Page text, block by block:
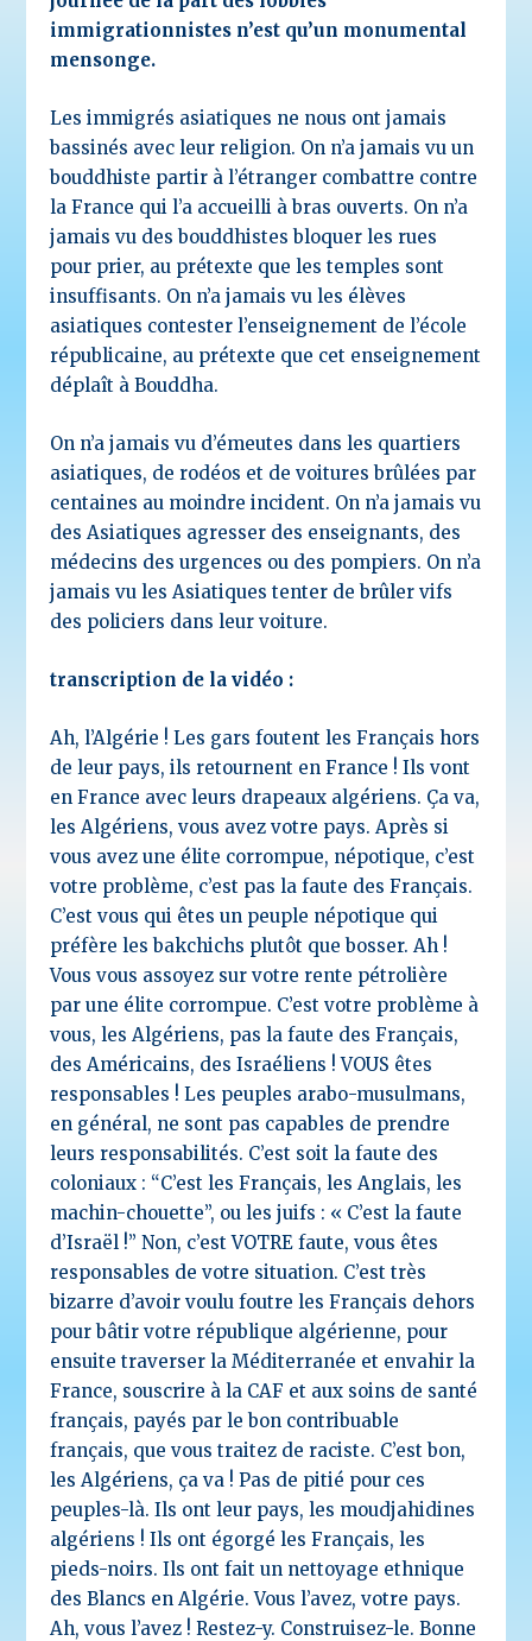
immigrationnistes n’est qu’un monumental
mensonge.
Les immigrés asiatiques ne nous ont jamais
bassinés avec leur religion. On n’a jamais vu un
bouddhiste partir à l’étranger combattre contre
la France qui l’a accueilli à bras ouverts. On n’a
jamais vu des bouddhistes bloquer les rues
pour prier, au prétexte que les temples sont
insuffisants. On n’a jamais vu les élèves
asiatiques contester l’enseignement de l’école
républicaine, au prétexte que cet enseignement
déplaît à Bouddha.
On n’a jamais vu d’émeutes dans les quartiers
asiatiques, de rodéos et de voitures brûlées par
centaines au moindre incident. On n’a jamais vu
des Asiatiques agresser des enseignants, des
médecins des urgences ou des pompiers. On n’a
jamais vu les Asiatiques tenter de brûler vifs
des policiers dans leur voiture.
transcription de la vidéo :
Ah, l’Algérie ! Les gars foutent les Français hors
de leur pays, ils retournent en France ! Ils vont
en France avec leurs drapeaux algériens. Ça va,
les Algériens, vous avez votre pays. Après si
vous avez une élite corrompue, népotique, c’est
votre problème, c’est pas la faute des Français.
C’est vous qui êtes un peuple népotique qui
préfère les bakchichs plutôt que bosser. Ah !
Vous vous assoyez sur votre rente pétrolière
par une élite corrompue. C’est votre problème à
vous, les Algériens, pas la faute des Français,
des Américains, des Israéliens ! VOUS êtes
responsables ! Les peuples arabo-musulmans,
en général, ne sont pas capables de prendre
leurs responsabilités. C’est soit la faute des
coloniaux : “C’est les Français, les Anglais, les
machin-chouette”, ou les juifs : « C’est la faute
d’Israël !” Non, c’est VOTRE faute, vous êtes
responsables de votre situation. C’est très
bizarre d’avoir voulu foutre les Français dehors
pour bâtir votre république algérienne, pour
ensuite traverser la Méditerranée et envahir la
France, souscrire à la CAF et aux soins de santé
français, payés par le bon contribuable
français, que vous traitez de raciste. C’est bon,
les Algériens, ça va ! Pas de pitié pour ces
peuples-là. Ils ont leur pays, les moudjahidines
algériens ! Ils ont égorgé les Français, les
pieds-noirs. Ils ont fait un nettoyage ethnique
des Blancs en Algérie. Vous l’avez, votre pays.
Ah, vous l’avez ! Restez-y. Construisez-le. Bonne